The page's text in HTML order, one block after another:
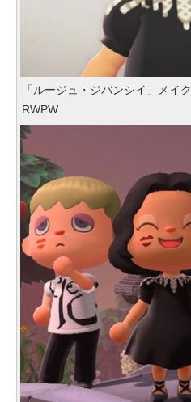
「ルージュ・ジバンシイ」メ
RWPW